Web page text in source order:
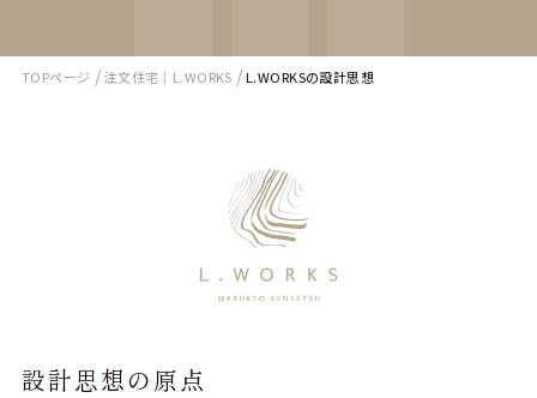
TOPページ /注文住宅｜L.WORKS /L.WORKSの設計思想
設計思想の原点